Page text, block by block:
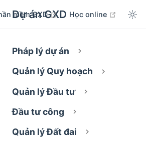
Dự án GXD
mềm GXD open in new window
Học online open in
Pháp lý dự án
Quản lý Quy hoạch
Quản lý Đầu tư
Đầu tư công
Quản lý Đất đai